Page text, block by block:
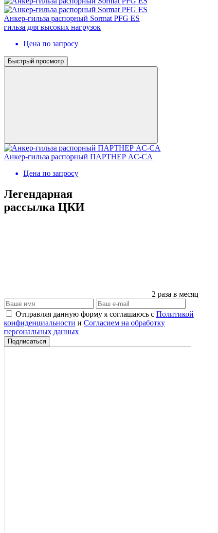
Анкер-гильза распорный Sormat PFG ES
гильза для высоких нагрузок
Цена по запросу
Быстрый просмотр
Анкер-гильза распорный ПАРТНЕР AC-CA
Цена по запросу
Легендарная
рассылка ЦКИ
2 раза в месяц
Отправляя данную форму я соглашаюсь с Политикой
конфиденциальности и Согласием на обработку
персональных данных
Подписаться